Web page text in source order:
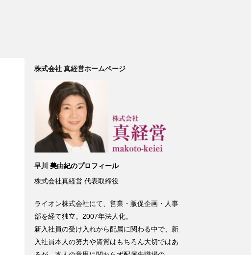
株式会社 真経営ホームページ
早川 美由紀のプロフィール
株式会社真経営 代表取締役
ライオン株式会社にて、営業・販促企画・人事
部を経て独立。 2007年法人化。
新入社員の受け入れから配属に関わる中で、新
入社員本人の努力や資質はもちろん大切ではあ